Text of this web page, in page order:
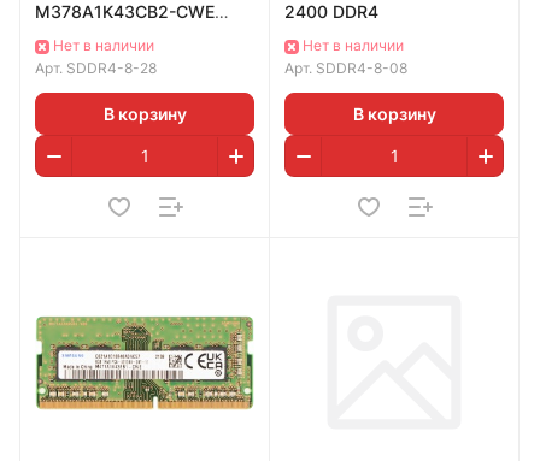
M378A1K43CB2-CWE
DDR4 8GB 3200MHz
Нет в наличии
Арт. SDDR4-8-28
В корзину
2400 DDR4
Нет в наличии
Арт. SDDR4-8-08
В корзину